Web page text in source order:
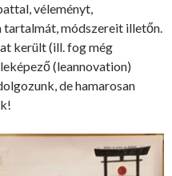
véleményt,
módszereit illetőn.
került (ill. fog még
(leannovation)
de hamarosan